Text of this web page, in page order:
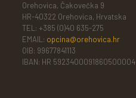
Orehovica, Čakovečka 9
HR-40322 Orehovica, Hrvatska
TEL: +385 (0)40 635-275
EMAIL: opcina@orehovica.hr
OIB: 99677841113
IBAN: HR 5923400091860500004